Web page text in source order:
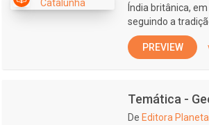
Índia britânica,
seguindo a
PREVIEW
Temática -
De Editora